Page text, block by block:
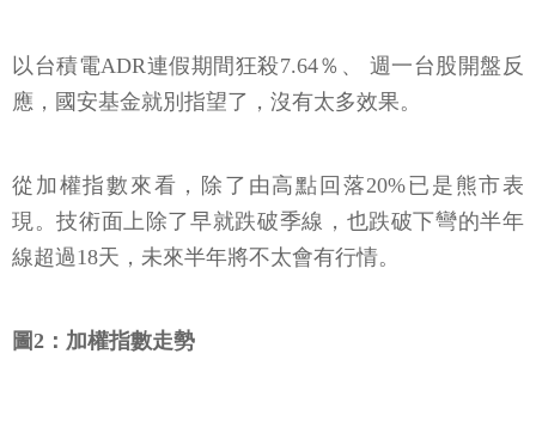
以台積電ADR連假期間狂殺7.64％、 週一台股開盤反
應，國安基金就別指望了，沒有太多效果。
從加權指數來看，除了由高點回落20%已是熊市表
現。技術面上除了早就跌破季線，也跌破下彎的半年
線超過18天，未來半年將不太會有行情。
圖2：加權指數走勢